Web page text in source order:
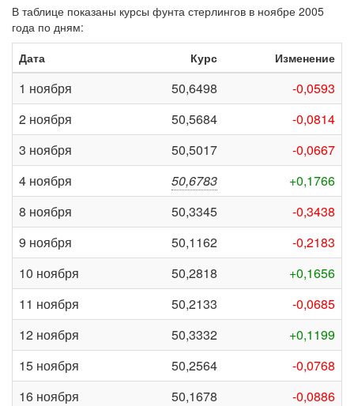
В таблице показаны курсы фунта стерлингов в ноябре 2005
года по дням:
Дата
Курс Изменение
1 ноября 50,6498
-0,0593
2 ноября
50,5684
-0,0814
3 ноября
50,5017
-0,0667
4 ноября
50,6783
+0,1766
8 ноября
50,3345
-0,3438
9 ноября
50,1162
-0,2183
10 ноября
50,2818
+0,1656
11 ноября
50,2133
-0,0685
12 ноября
50,3332
+0,1199
15 ноября
50,2564
-0,0768
16 ноября
50,1678
-0,0886